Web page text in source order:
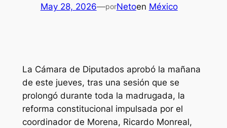
May 28, 2026—porNetoen México
La Cámara de Diputados aprobó la mañana
de este jueves, tras una sesión que se
prolongó durante toda la madrugada, la
reforma constitucional impulsada por el
coordinador de Morena, Ricardo Monreal,